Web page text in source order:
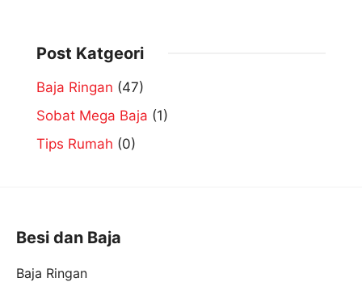
Post Katgeori
Baja Ringan (47)
Sobat Mega Baja (1)
Tips Rumah (0)
Besi dan Baja
Baja Ringan